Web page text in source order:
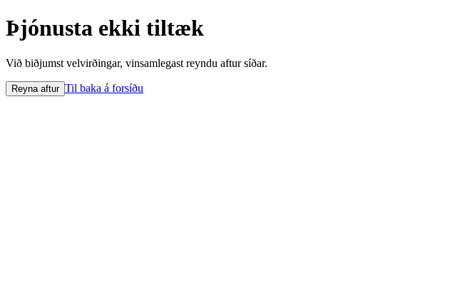
Þjónusta ekki tiltæk
Við biðjumst velvirðingar, vinsamlegast reyndu aftur síðar.
Reyna aftur Til baka á forsíðu